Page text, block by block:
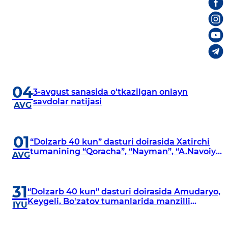
04
AVG
3-avgust sanasida o'tkazilgan onlayn
savdolar natijasi
01
AVG
“Dolzarb 40 kun” dasturi doirasida Xatirchi
tumanining “Qoracha”, “Nayman”, “A.Navoiy”
31
IYU
“Dolzarb 40 kun” dasturi doirasida Amudaryo,
Keygeli, Bo'zatov tumanlarida manzilli